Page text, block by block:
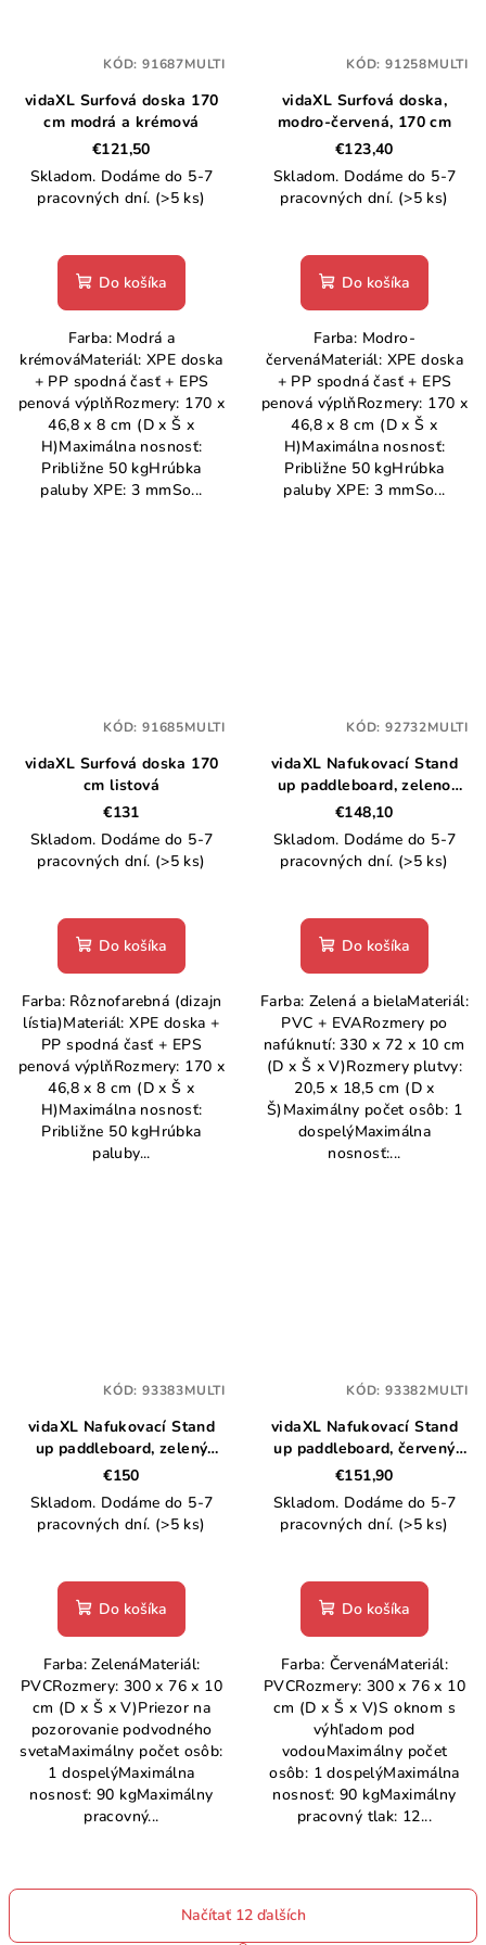
vidaXL Surfová doska 170
cm modrá a krémová
€121,50
Skladom. Dodáme do 5-7
pracovných dní. (>5 ks)
Do košíka
Farba: Modrá a
krémováMateriál: XPE doska
+ PP spodná časť + EPS
penová výplňRozmery: 170 x
46,8 x 8 cm (D x Š x
H)Maximálna nosnosť:
Približne 50 kgHrúbka
paluby XPE: 3 mmSo...
KÓD: 91687MULTI
vidaXL Surfová doska,
modro-červená, 170 cm
€123,40
Skladom. Dodáme do 5-7
pracovných dní. (>5 ks)
Do košíka
Farba: Modro-
červenáMateriál: XPE doska
+ PP spodná časť + EPS
penová výplňRozmery: 170 x
46,8 x 8 cm (D x Š x
H)Maximálna nosnosť:
Približne 50 kgHrúbka
paluby XPE: 3 mmSo...
KÓD: 91258MULTI
vidaXL Surfová doska 170
cm listová
€131
Skladom. Dodáme do 5-7
pracovných dní. (>5 ks)
Do košíka
Farba: Rôznofarebná (dizajn
lístia)Materiál: XPE doska +
PP spodná časť + EPS
penová výplňRozmery: 170 x
46,8 x 8 cm (D x Š x
H)Maximálna nosnosť:
Približne 50 kgHrúbka
paluby...
KÓD: 91685MULTI
vidaXL Nafukovací Stand
up paddleboard, zeleno
biely
€148,10
Skladom. Dodáme do 5-7
pracovných dní. (>5 ks)
Do košíka
Farba: Zelená a bielaMateriál:
PVC + EVARozmery po
nafúknutí: 330 x 72 x 10 cm
(D x Š x V)Rozmery plutvy:
20,5 x 18,5 cm (D x
Š)Maximálny počet osôb: 1
dospelýMaximálna
nosnosť:...
KÓD: 92732MULTI
vidaXL Nafukovací Stand
up paddleboard, zelený
300x76x10 cm
€150
Skladom. Dodáme do 5-7
pracovných dní. (>5 ks)
Do košíka
Farba: ZelenáMateriál:
PVCRozmery: 300 x 76 x 10
cm (D x Š x V)Priezor na
pozorovanie podvodného
svetaMaximálny počet osôb:
1 dospelýMaximálna
nosnosť: 90 kgMaximálny
pracovný...
KÓD: 93383MULTI
vidaXL Nafukovací Stand
up paddleboard, červený
300x76x10 cm
€151,90
Skladom. Dodáme do 5-7
pracovných dní. (>5 ks)
Do košíka
Farba: ČervenáMateriál:
PVCRozmery: 300 x 76 x 10
cm (D x Š x V)S oknom s
výhľadom pod
vodouMaximálny počet
osôb: 1 dospelýMaximálna
nosnosť: 90 kgMaximálny
pracovný tlak: 12...
KÓD: 93382MULTI
Načítať 12 ďalších